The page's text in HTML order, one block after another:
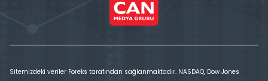
Sitemizdeki veriler Foreks tarafından sağlanmaktadır. NASDAQ, Dow Jones